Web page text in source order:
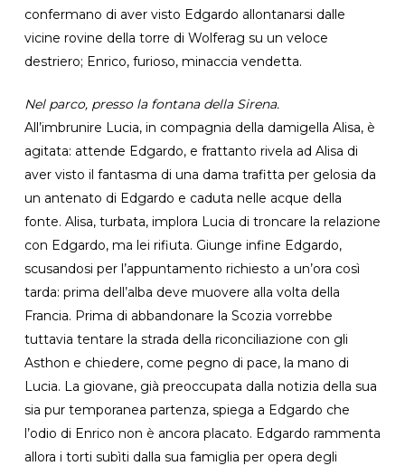
confermano di aver visto Edgardo allontanarsi dalle
vicine rovine della torre di Wolferag su un veloce
destriero; Enrico, furioso, minaccia vendetta.
Nel parco, presso la fontana della Sirena.
All’imbrunire Lucia, in compagnia della damigella Alisa, è
agitata: attende Edgardo, e frattanto rivela ad Alisa di
aver visto il fantasma di una dama trafitta per gelosia da
un antenato di Edgardo e caduta nelle acque della
fonte. Alisa, turbata, implora Lucia di troncare la relazione
con Edgardo, ma lei rifiuta. Giunge infine Edgardo,
scusandosi per l’appuntamento richiesto a un’ora così
tarda: prima dell’alba deve muovere alla volta della
Francia. Prima di abbandonare la Scozia vorrebbe
tuttavia tentare la strada della riconciliazione con gli
Asthon e chiedere, come pegno di pace, la mano di
Lucia. La giovane, già preoccupata dalla notizia della sua
sia pur temporanea partenza, spiega a Edgardo che
l’odio di Enrico non è ancora placato. Edgardo rammenta
allora i torti subìti dalla sua famiglia per opera degli